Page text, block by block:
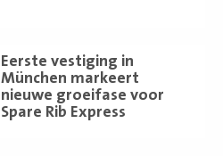
Eerste vestiging in
München markeert
nieuwe groeifase voor
Spare Rib Express